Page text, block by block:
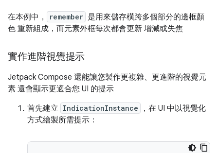
在本例中， remember 是用來儲存橫跨多個部分的邊框顏
色 重新組成，而元素外框每次都會更新 增減或失焦
實作進階視覺提示
Jetpack Compose 還能讓您製作更複雜、更進階的視覺元
素 還會顯示更適合您 UI 的提示
首先建立 IndicationInstance
，在 UI 中以視覺化
方式繪製所需提示：